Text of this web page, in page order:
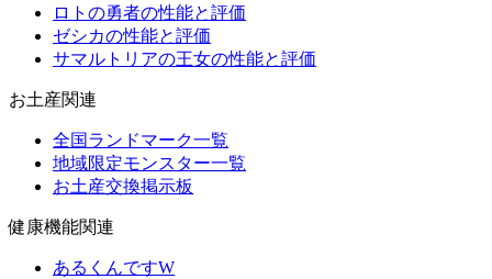
ロトの勇者の性能と評価
ゼシカの性能と評価
サマルトリアの王女の性能と評価
お土産関連
全国ランドマーク一覧
地域限定モンスター一覧
お土産交換掲示板
健康機能関連
あるくんですW